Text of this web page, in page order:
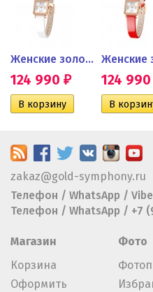
Женские золотые часы...
124 990 ₽ 124 990
zakaz@gold-symphony.ru
Телефон / WhatsApp /
Телефон / WhatsApp / +7
Магазин
Корзина
Оформить
Фото